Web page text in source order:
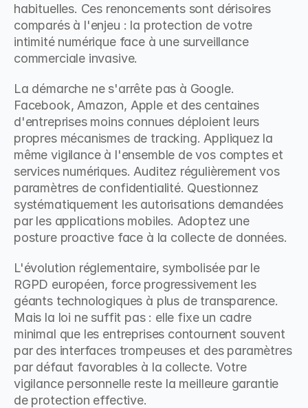
habituelles. Ces renoncements sont dérisoires
comparés à l'enjeu : la protection de votre
intimité numérique face à une surveillance
commerciale invasive.
La démarche ne s'arrête pas à Google.
Facebook, Amazon, Apple et des centaines
d'entreprises moins connues déploient leurs
propres mécanismes de tracking. Appliquez la
même vigilance à l'ensemble de vos comptes et
services numériques. Auditez régulièrement vos
paramètres de confidentialité. Questionnez
systématiquement les autorisations demandées
par les applications mobiles. Adoptez une
posture proactive face à la collecte de données.
L'évolution réglementaire, symbolisée par le
RGPD européen, force progressivement les
géants technologiques à plus de transparence.
Mais la loi ne suffit pas : elle fixe un cadre
minimal que les entreprises contournent souvent
par des interfaces trompeuses et des paramètres
par défaut favorables à la collecte. Votre
vigilance personnelle reste la meilleure garantie
de protection effective.